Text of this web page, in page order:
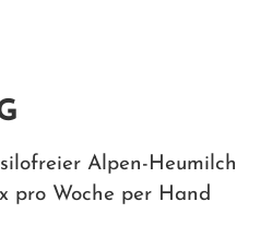
Alpen-Heumilch
pro Woche per Hand